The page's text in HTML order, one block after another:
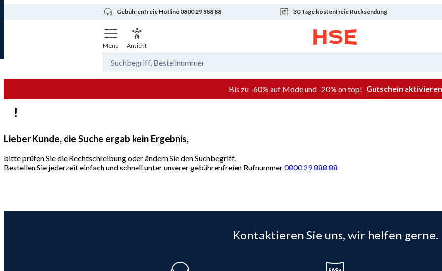
Gebührenfreie Hotline 0800 29 888 88 30 Tage kostenfreie Rücksendung
Menü Ansicht
Bis zu -60% auf Mode und -20% on top! Gutschein aktivieren
Lieber Kunde, die Suche ergab kein Ergebnis,
bitte prüfen Sie die Rechtschreibung oder ändern Sie den Suchbegriff.
Bestellen Sie jederzeit einfach und schnell unter unserer gebührenfreien Rufnummer0800 29 888 88
Kontaktieren Sie uns, wir helfen gerne.